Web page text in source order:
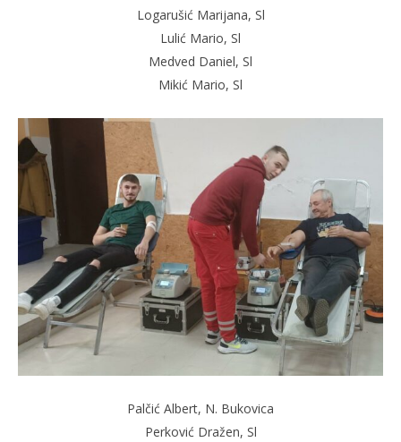
Logarušić Marijana, Sl
Lulić Mario, Sl
Medved Daniel, Sl
Mikić Mario, Sl
Palčić Albert, N. Bukovica
Perković Dražen, Sl